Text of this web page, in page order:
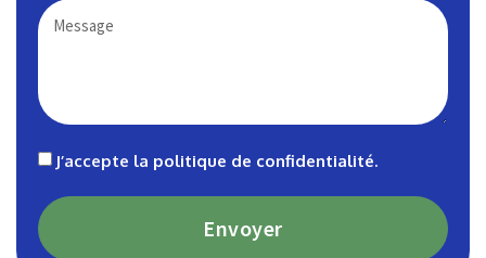
J’accepte la politique de confidentialité.
Envoyer